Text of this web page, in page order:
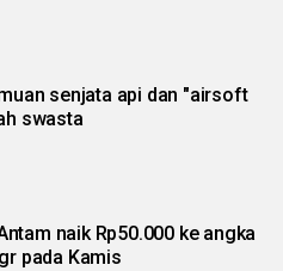
senjata api dan "airsoft
swasta
naik Rp50.000 ke angka
pada Kamis